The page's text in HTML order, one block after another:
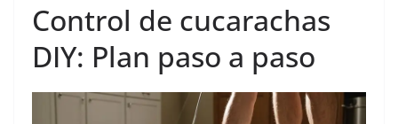
Control de cucarachas
DIY: Plan paso a paso